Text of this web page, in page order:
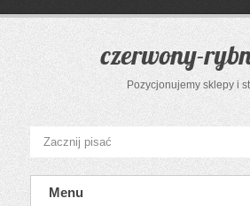
czerwony-
Pozycjonujemy sklepy i
Menu